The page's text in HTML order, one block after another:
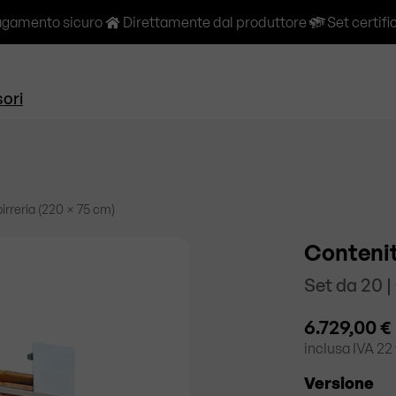
sicuro Direttamente dal produttore Set
(220 × 75 cm)
Set da 20
6.729,00 €
inclusa IVA 22
Versione